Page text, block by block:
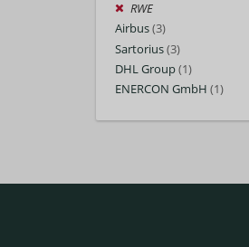
RWE
Airbus(3)
Sartorius(3)
DHL Group(1)
ENERCON GmbH (1)